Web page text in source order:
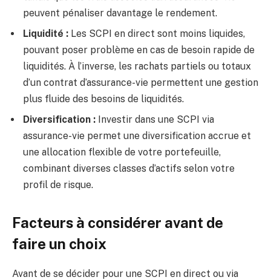
peuvent pénaliser davantage le rendement.
Liquidité : Les SCPI en direct sont moins liquides,
pouvant poser problème en cas de besoin rapide de
liquidités. À l’inverse, les rachats partiels ou totaux
d’un contrat d’assurance-vie permettent une gestion
plus fluide des besoins de liquidités.
Diversification : Investir dans une SCPI via
assurance-vie permet une diversification accrue et
une allocation flexible de votre portefeuille,
combinant diverses classes d’actifs selon votre
profil de risque.
Facteurs à considérer avant de
faire un choix
Avant de se décider pour une SCPI en direct ou via